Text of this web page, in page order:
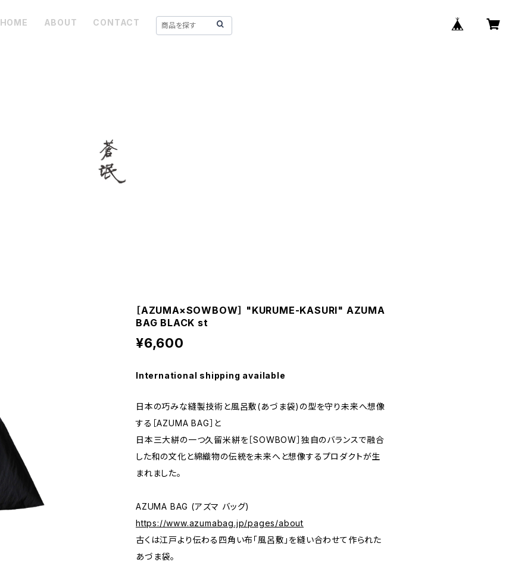
HOME ABOUT CONTACT
［AZUMA×SOWBOW］ "KURUME-KASURI" AZUMA
BAG BLACK st
¥6,600
International shipping available
日本の巧みな縫製技術と風呂敷(あづま袋)の型を守り未来へ想像
する［AZUMA BAG］と
日本三大絣の一つ久留米絣を［SOWBOW］独自のバランスで融合
した和の文化と綿織物の伝統を未来へと想像するプロダクトが生
まれました。
AZUMA BAG (アズマ バッグ)
https://www.azumabag.jp/pages/about
古くは江戸より伝わる四角い布「風呂敷」を縫い合わせて作られた
あづま袋。